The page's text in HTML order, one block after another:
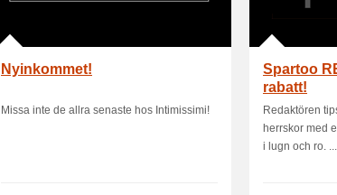
Nyinkommet!
Missa inte de allra senaste hos Intimissimi!
Spartoo
rabatt!
Redaktören
herrskor med
i lugn och ro.